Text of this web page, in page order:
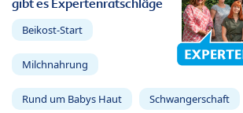
gibt es Expertenratschläge
Beikost-Start
Milchnahrung
Rund um Babys Haut Schwangerschaft